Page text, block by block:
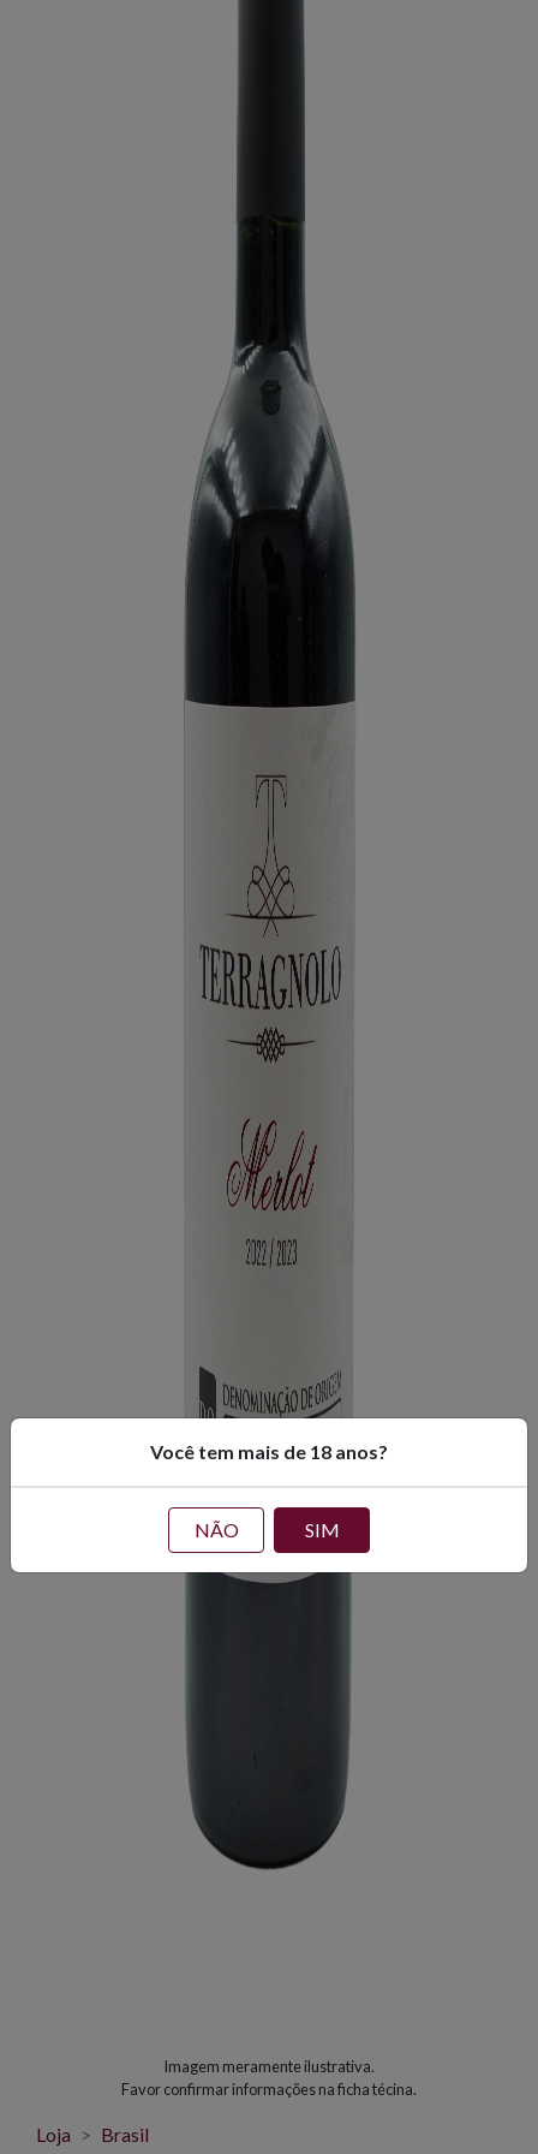
Imagem meramente ilustrativa.
Favor confirmar informações na ficha técina.
Loja Brasil
Você tem mais de 18 anos?
NÃO SIM